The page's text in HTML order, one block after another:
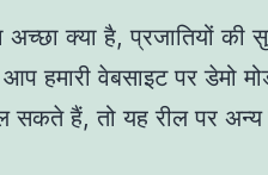
क्या है, प्रजातियों की
आप हमारी वेबसाइट पर डेमो
हैं, तो यह रील पर अन्य